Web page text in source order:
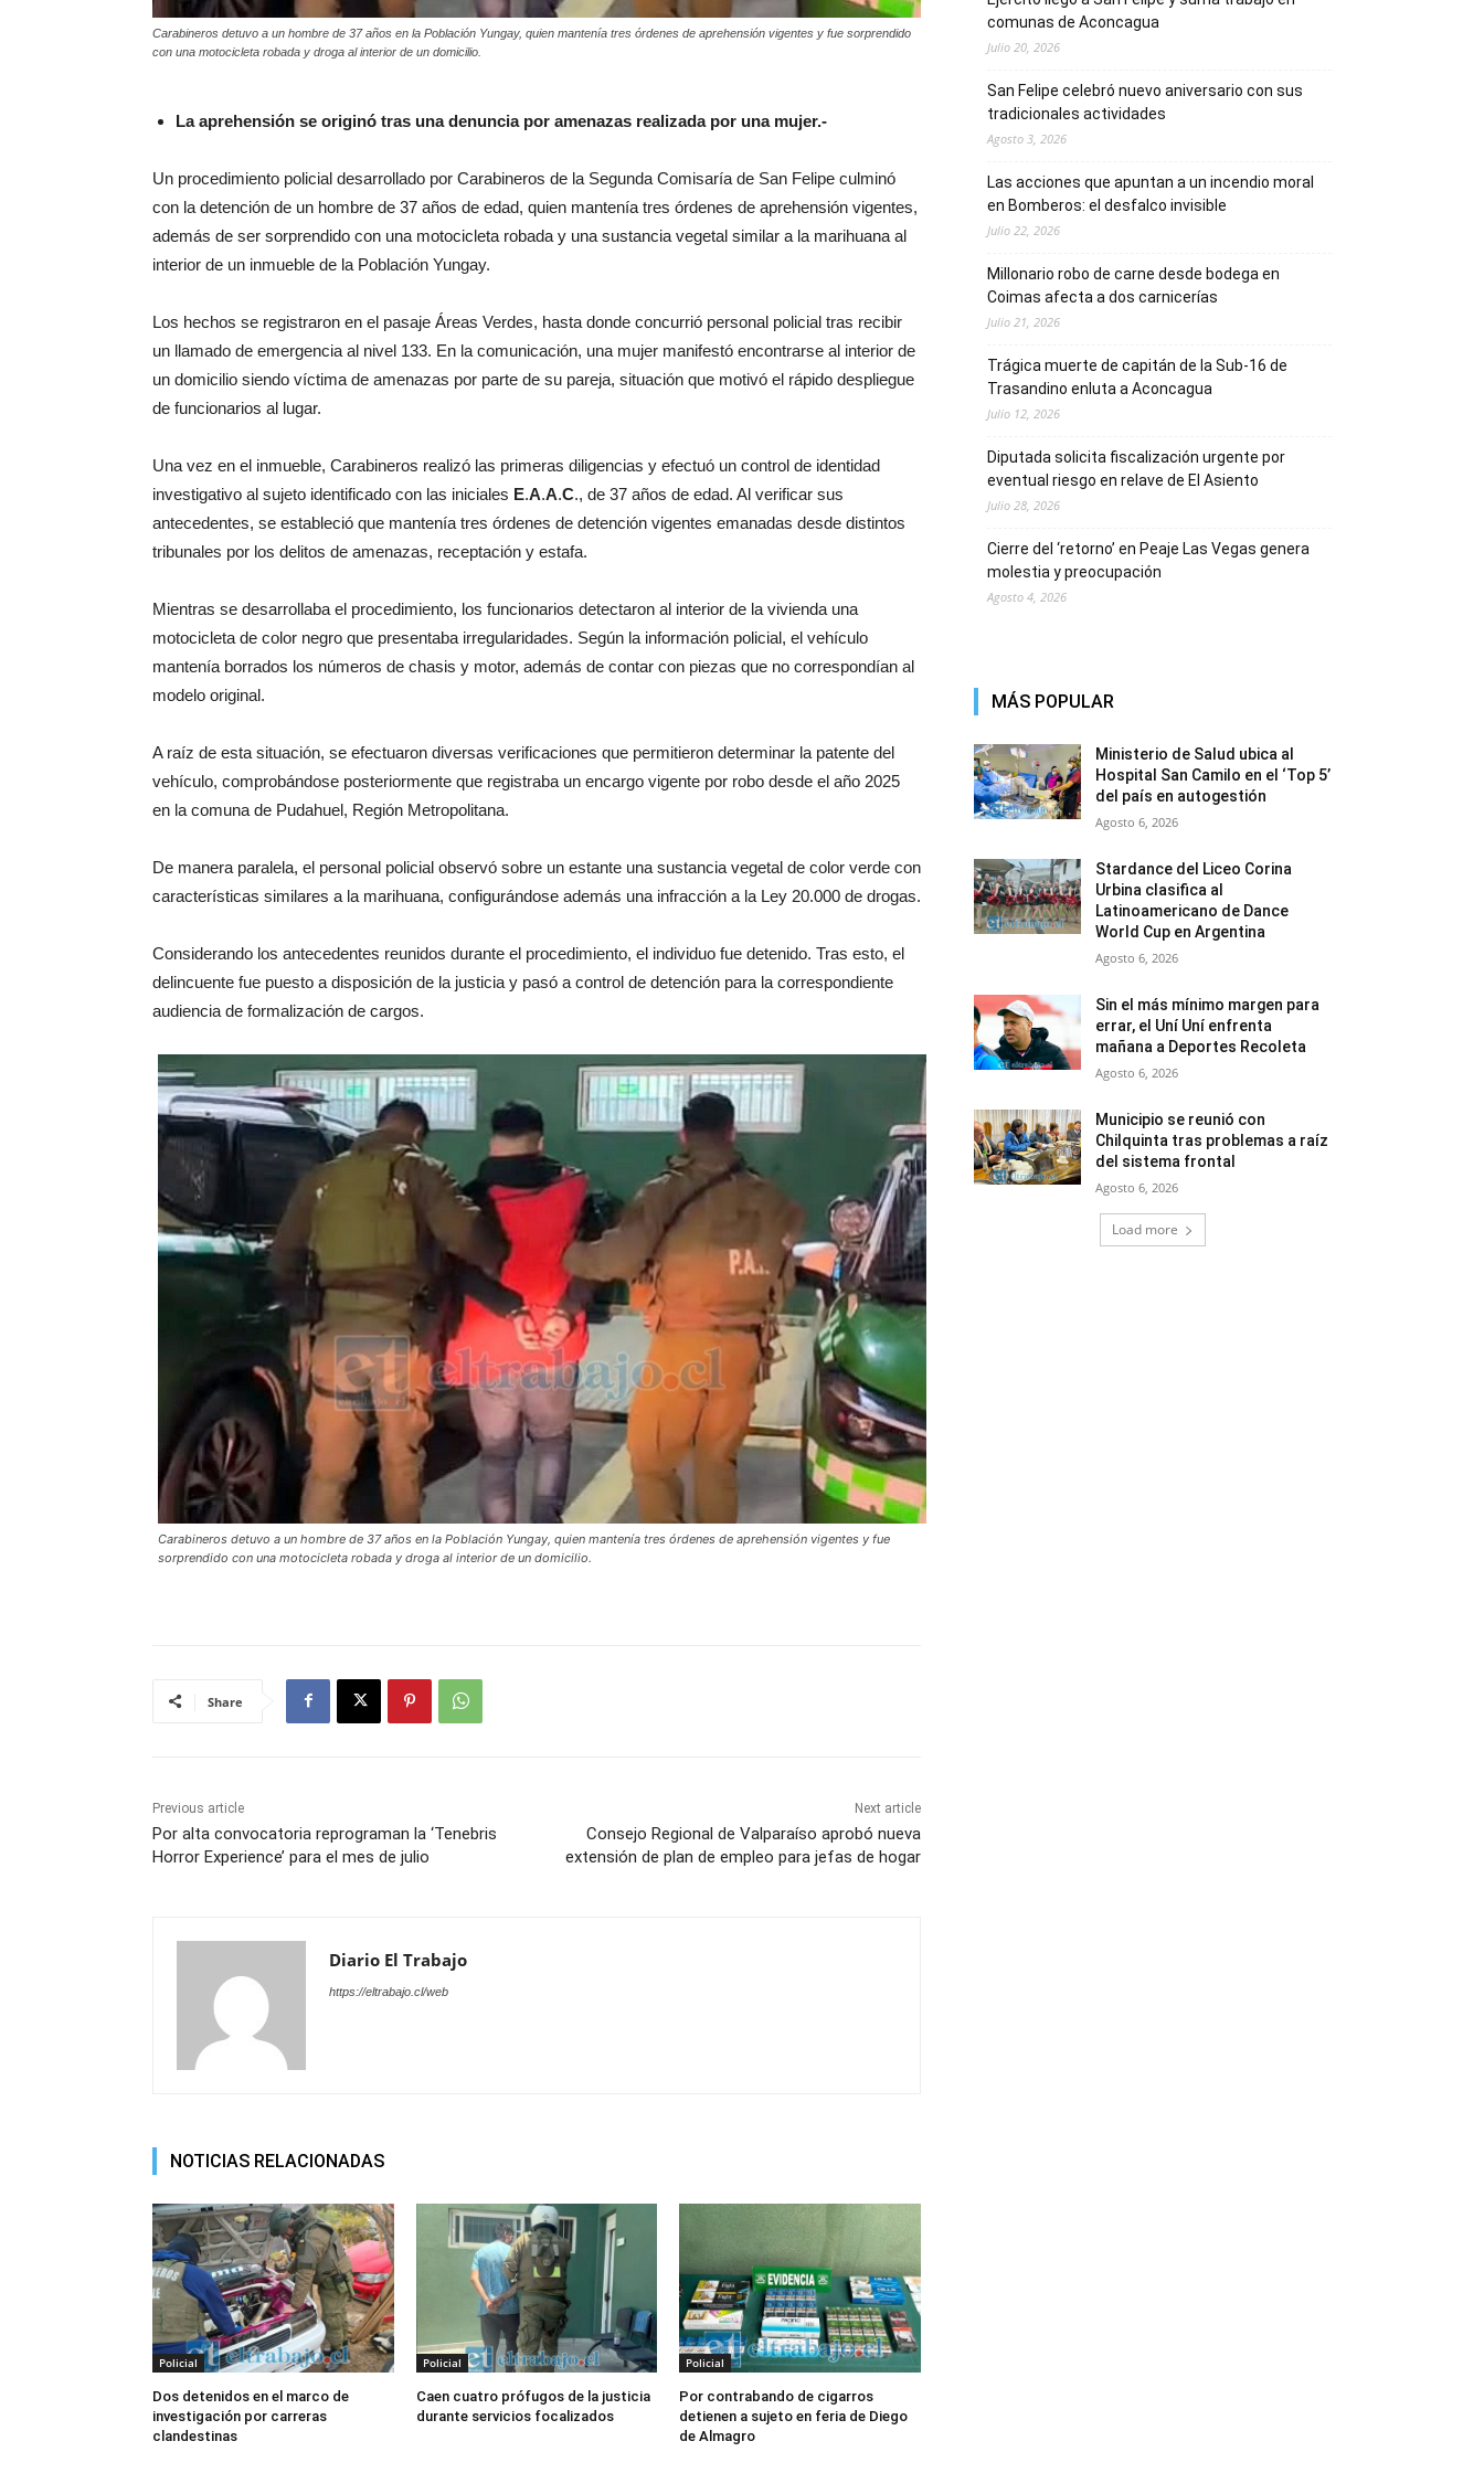
Carabineros detuvo a un hombre de 37 años en la Población Yungay, quien mantenía tres órdenes de aprehensión vigentes y fue sorprendido
con una motocicleta robada y droga al interior de un domicilio.
La aprehensión se originó tras una denuncia por amenazas realizada por una mujer.-
Un procedimiento policial desarrollado por Carabineros de la Segunda Comisaría de San Felipe culminó
con la detención de un hombre de 37 años de edad, quien mantenía tres órdenes de aprehensión vigentes,
además de ser sorprendido con una motocicleta robada y una sustancia vegetal similar a la marihuana al
interior de un inmueble de la Población Yungay.
Los hechos se registraron en el pasaje Áreas Verdes, hasta donde concurrió personal policial tras recibir
un llamado de emergencia al nivel 133. En la comunicación, una mujer manifestó encontrarse al interior de
un domicilio siendo víctima de amenazas por parte de su pareja, situación que motivó el rápido despliegue
de funcionarios al lugar.
Una vez en el inmueble, Carabineros realizó las primeras diligencias y efectuó un control de identidad
investigativo al sujeto identificado con las iniciales E.A.A.C., de 37 años de edad. Al verificar sus
antecedentes, se estableció que mantenía tres órdenes de detención vigentes emanadas desde distintos
tribunales por los delitos de amenazas, receptación y estafa.
Mientras se desarrollaba el procedimiento, los funcionarios detectaron al interior de la vivienda una
motocicleta de color negro que presentaba irregularidades. Según la información policial, el vehículo
mantenía borrados los números de chasis y motor, además de contar con piezas que no correspondían al
modelo original.
A raíz de esta situación, se efectuaron diversas verificaciones que permitieron determinar la patente del
vehículo, comprobándose posteriormente que registraba un encargo vigente por robo desde el año 2025
en la comuna de Pudahuel, Región Metropolitana.
De manera paralela, el personal policial observó sobre un estante una sustancia vegetal de color verde con
características similares a la marihuana, configurándose además una infracción a la Ley 20.000 de drogas.
Considerando los antecedentes reunidos durante el procedimiento, el individuo fue detenido. Tras esto, el
delincuente fue puesto a disposición de la justicia y pasó a control de detención para la correspondiente
audiencia de formalización de cargos.
Carabineros detuvo a un hombre de 37 años en la Población Yungay, quien mantenía tres órdenes de aprehensión vigentes y fue
sorprendido con una motocicleta robada y droga al interior de un domicilio.
Share
Previous article
Por alta convocatoria reprograman la ‘Tenebris
Horror Experience’ para el mes de julio
Next article
Consejo Regional de Valparaíso aprobó nueva
extensión de plan de empleo para jefas de hogar
Diario El Trabajo
https://eltrabajo.cl/web
NOTICIAS RELACIONADAS
Policial
Dos detenidos en el marco de
investigación por carreras
clandestinas
Policial
Caen cuatro prófugos de la justicia
durante servicios focalizados
Policial
Por contrabando de cigarros
detienen a sujeto en feria de Diego
de Almagro
comunas de Aconcagua
Julio 20, 2026
San Felipe celebró nuevo aniversario con sus
tradicionales actividades
Agosto 3, 2026
Las acciones que apuntan a un incendio moral
en Bomberos: el desfalco invisible
Julio 22, 2026
Millonario robo de carne desde bodega en
Coimas afecta a dos carnicerías
Julio 21, 2026
Trágica muerte de capitán de la Sub-16 de
Trasandino enluta a Aconcagua
Julio 12, 2026
Diputada solicita fiscalización urgente por
eventual riesgo en relave de El Asiento
Julio 28, 2026
Cierre del ‘retorno’ en Peaje Las Vegas genera
molestia y preocupación
Agosto 4, 2026
MÁS POPULAR
Ministerio de Salud ubica al
Hospital San Camilo en el ‘Top 5’
del país en autogestión
Agosto 6, 2026
Stardance del Liceo Corina
Urbina clasifica al
Latinoamericano de Dance
World Cup en Argentina
Agosto 6, 2026
Sin el más mínimo margen para
errar, el Uní Uní enfrenta
mañana a Deportes Recoleta
Agosto 6, 2026
Municipio se reunió con
Chilquinta tras problemas a raíz
del sistema frontal
Agosto 6, 2026
Load more